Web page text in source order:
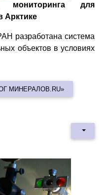
мониторинга для
Арктике
разработана система
объектов в условиях
МИНЕРАЛОВ.RU»